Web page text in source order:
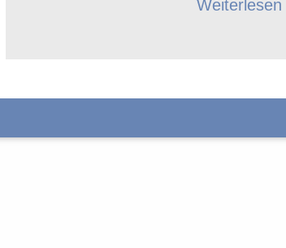
Weiterlesen